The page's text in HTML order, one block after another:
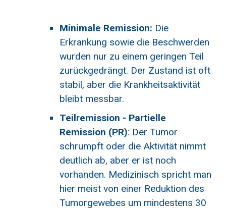
Minimale Remission: Die
Erkrankung sowie die Beschwerden
wurden nur zu einem geringen Teil
zurückgedrängt. Der Zustand ist oft
stabil, aber die Krankheitsaktivität
bleibt messbar.
Teilremission - Partielle
Remission (PR): Der Tumor
schrumpft oder die Aktivität nimmt
deutlich ab, aber er ist noch
vorhanden. Medizinisch spricht man
hier meist von einer Reduktion des
Tumorgewebes um mindestens 30